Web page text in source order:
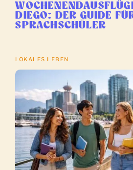
DIEGO: DER GUIDE
SPRACHSCHÜLER
LOKALES LEBEN